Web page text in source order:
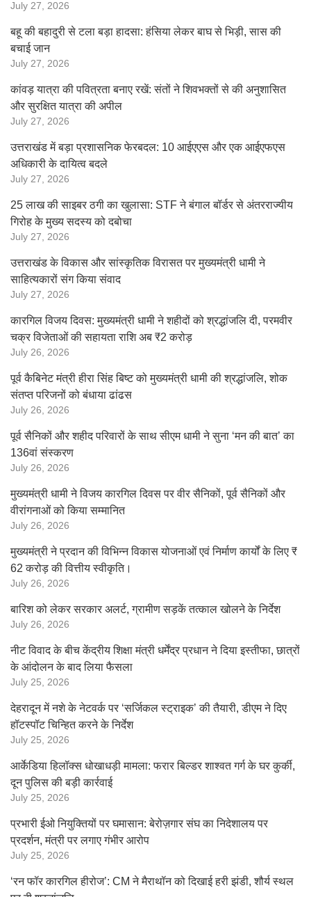
July 27, 2026
बहू की बहादुरी से टला बड़ा हादसा: हंसिया लेकर बाघ से भिड़ी, सास की
बचाई जान
July 27, 2026
कांवड़ यात्रा की पवित्रता बनाए रखें: संतों ने शिवभक्तों से की अनुशासित
और सुरक्षित यात्रा की अपील
July 27, 2026
उत्तराखंड में बड़ा प्रशासनिक फेरबदल: 10 आईएएस और एक आईएफएस
अधिकारी के दायित्व बदले
July 27, 2026
25 लाख की साइबर ठगी का खुलासा: STF ने बंगाल बॉर्डर से अंतरराज्यीय
गिरोह के मुख्य सदस्य को दबोचा
July 27, 2026
उत्तराखंड के विकास और सांस्कृतिक विरासत पर मुख्यमंत्री धामी ने
साहित्यकारों संग किया संवाद
July 27, 2026
कारगिल विजय दिवस: मुख्यमंत्री धामी ने शहीदों को श्रद्धांजलि दी, परमवीर
चक्र विजेताओं की सहायता राशि अब ₹2 करोड़
July 26, 2026
पूर्व कैबिनेट मंत्री हीरा सिंह बिष्ट को मुख्यमंत्री धामी की श्रद्धांजलि, शोक
संतप्त परिजनों को बंधाया ढांढस
July 26, 2026
पूर्व सैनिकों और शहीद परिवारों के साथ सीएम धामी ने सुना ‘मन की बात’ का
136वां संस्करण
July 26, 2026
मुख्यमंत्री धामी ने विजय कारगिल दिवस पर वीर सैनिकों, पूर्व सैनिकों और
वीरांगनाओं को किया सम्मानित
July 26, 2026
मुख्यमंत्री ने प्रदान की विभिन्न विकास योजनाओं एवं निर्माण कार्यों के लिए ₹
62 करोड़ की वित्तीय स्वीकृति।
July 26, 2026
बारिश को लेकर सरकार अलर्ट, ग्रामीण सड़कें तत्काल खोलने के निर्देश
July 26, 2026
नीट विवाद के बीच केंद्रीय शिक्षा मंत्री धर्मेंद्र प्रधान ने दिया इस्तीफा, छात्रों
के आंदोलन के बाद लिया फैसला
July 25, 2026
देहरादून में नशे के नेटवर्क पर ‘सर्जिकल स्ट्राइक’ की तैयारी, डीएम ने दिए
हॉटस्पॉट चिन्हित करने के निर्देश
July 25, 2026
आर्केडिया हिलॉक्स धोखाधड़ी मामला: फरार बिल्डर शाश्वत गर्ग के घर कुर्की,
दून पुलिस की बड़ी कार्रवाई
July 25, 2026
प्रभारी ईओ नियुक्तियों पर घमासान: बेरोज़गार संघ का निदेशालय पर
प्रदर्शन, मंत्री पर लगाए गंभीर आरोप
July 25, 2026
‘रन फॉर कारगिल हीरोज’: CM ने मैराथॉन को दिखाई हरी झंडी, शौर्य स्थल